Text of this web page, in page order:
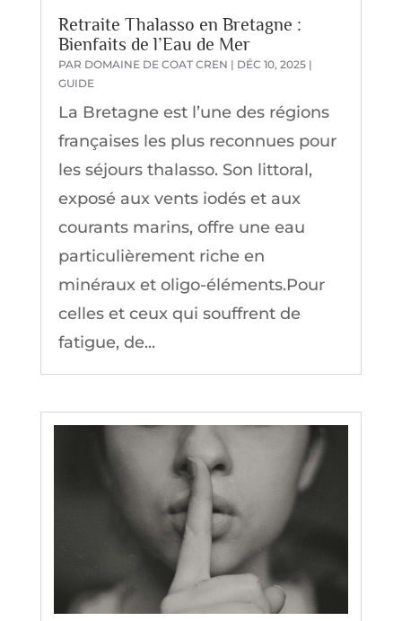
Retraite Thalasso en Bretagne :
Bienfaits de l’Eau de Mer
PAR DOMAINE DE COAT CREN | DÉC 10, 2025|
GUIDE
La Bretagne est l’une des régions
françaises les plus reconnues pour
les séjours thalasso. Son littoral,
exposé aux vents iodés et aux
courants marins, offre une eau
particulièrement riche en
minéraux et oligo-éléments.Pour
celles et ceux qui souffrent de
fatigue, de...